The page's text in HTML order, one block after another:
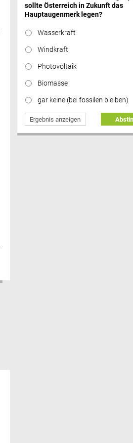
sollte Österreich in Zukunft das
Hauptaugenmerk legen?
Wasserkraft
Windkraft
Photovoltaik
Biomasse
gar keine (bei fossilen bleiben)
Ergebnis anzeigen